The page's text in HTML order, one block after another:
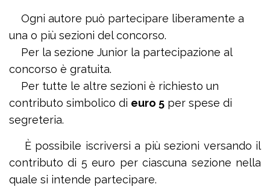
Ogni autore può partecipare liberamente a
una o più sezioni del concorso.
Per la sezione Junior la partecipazione al
concorso è gratuita.
Per tutte le altre sezioni è richiesto un
contributo simbolico di euro 5 per spese di
segreteria.
È possibile iscriversi a più sezioni versando il
contributo di 5 euro per ciascuna sezione nella
quale si intende partecipare.